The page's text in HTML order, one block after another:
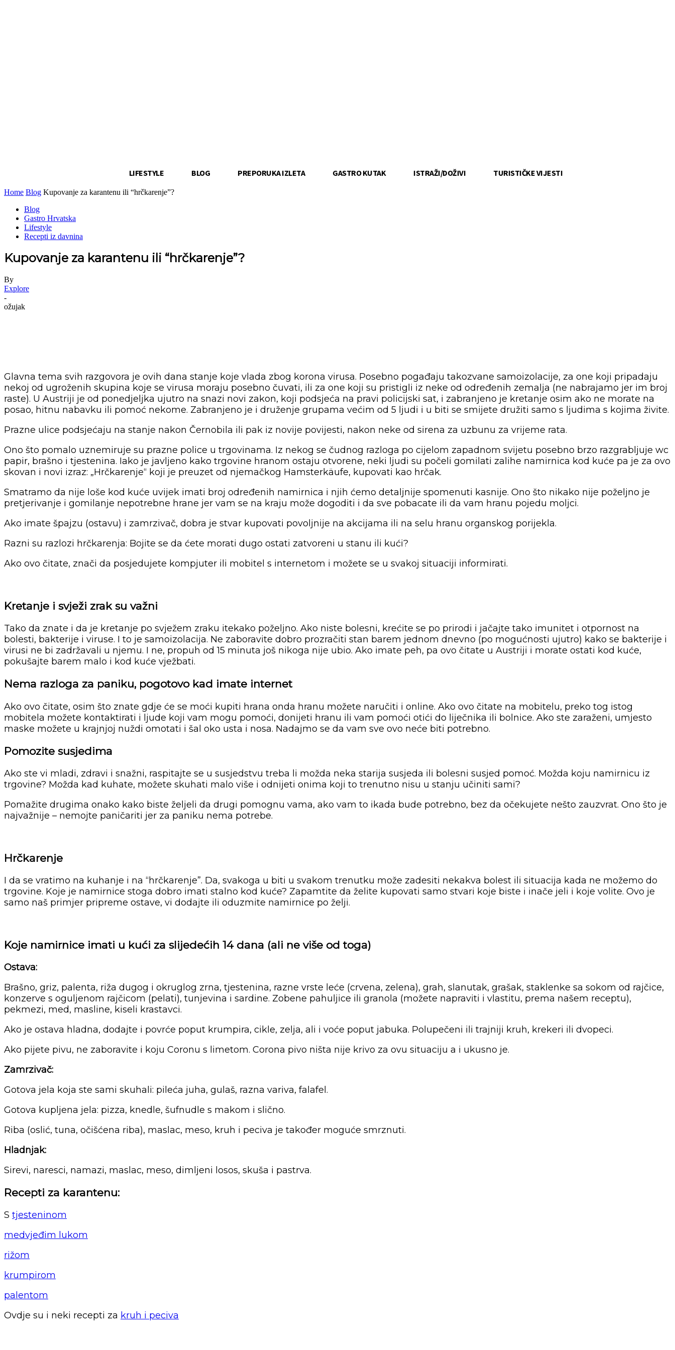
LIFESTYLE BLOG PREPORUKA IZLETA GASTRO KUTAK ISTRAŽI/DOŽIVI TURISTIČKE VIJESTI
Home Blog Kupovanje za karantenu ili “hrčkarenje”?
Blog
Gastro Hrvatska
Lifestyle
Recepti iz davnina
Kupovanje za karantenu ili “hrčkarenje”?
By
Explore
-
ožujak
Glavna tema svih razgovora je ovih dana stanje koje vlada zbog korona virusa. Posebno pogađaju takozvane samoizolacije, za one koji pripadaju
nekoj od ugroženih skupina koje se virusa moraju posebno čuvati, ili za one koji su pristigli iz neke od određenih zemalja (ne nabrajamo jer im broj
raste). U Austriji je od ponedjeljka ujutro na snazi novi zakon, koji podsjeća na pravi policijski sat, i zabranjeno je kretanje osim ako ne morate na
posao, hitnu nabavku ili pomoć nekome. Zabranjeno je i druženje grupama većim od 5 ljudi i u biti se smijete družiti samo s ljudima s kojima živite.
Prazne ulice podsjećaju na stanje nakon Černobila ili pak iz novije povijesti, nakon neke od sirena za uzbunu za vrijeme rata.
Ono što pomalo uznemiruje su prazne police u trgovinama. Iz nekog se čudnog razloga po cijelom zapadnom svijetu posebno brzo razgrabljuje wc
papir, brašno i tjestenina. Iako je javljeno kako trgovine hranom ostaju otvorene, neki ljudi su počeli gomilati zalihe namirnica kod kuće pa je za ovo
skovan i novi izraz: „Hrčkarenje“ koji je preuzet od njemačkog Hamsterkäufe, kupovati kao hrčak.
Smatramo da nije loše kod kuće uvijek imati broj određenih namirnica i njih ćemo detaljnije spomenuti kasnije. Ono što nikako nije poželjno je
pretjerivanje i gomilanje nepotrebne hrane jer vam se na kraju može dogoditi i da sve pobacate ili da vam hranu pojedu moljci.
Ako imate špajzu (ostavu) i zamrzivač, dobra je stvar kupovati povoljnije na akcijama ili na selu hranu organskog porijekla.
Razni su razlozi hrčkarenja: Bojite se da ćete morati dugo ostati zatvoreni u stanu ili kući?
Ako ovo čitate, znači da posjedujete kompjuter ili mobitel s internetom i možete se u svakoj situaciji informirati.
Kretanje i svježi zrak su važni
Tako da znate i da je kretanje po svježem zraku itekako poželjno. Ako niste bolesni, krećite se po prirodi i jačajte tako imunitet i otpornost na
bolesti, bakterije i viruse. I to je samoizolacija. Ne zaboravite dobro prozračiti stan barem jednom dnevno (po mogućnosti ujutro) kako se bakterije i
virusi ne bi zadržavali u njemu. I ne, propuh od 15 minuta još nikoga nije ubio. Ako imate peh, pa ovo čitate u Austriji i morate ostati kod kuće,
pokušajte barem malo i kod kuće vježbati.
Nema razloga za paniku, pogotovo kad imate internet
Ako ovo čitate, osim što znate gdje će se moći kupiti hrana onda hranu možete naručiti i online. Ako ovo čitate na mobitelu, preko tog istog
mobitela možete kontaktirati i ljude koji vam mogu pomoći, donijeti hranu ili vam pomoći otići do liječnika ili bolnice. Ako ste zaraženi, umjesto
maske možete u krajnjoj nuždi omotati i šal oko usta i nosa. Nadajmo se da vam sve ovo neće biti potrebno.
Pomozite susjedima
Ako ste vi mladi, zdravi i snažni, raspitajte se u susjedstvu treba li možda neka starija susjeda ili bolesni susjed pomoć. Možda koju namirnicu iz
trgovine? Možda kad kuhate, možete skuhati malo više i odnijeti onima koji to trenutno nisu u stanju učiniti sami?
Pomažite drugima onako kako biste željeli da drugi pomognu vama, ako vam to ikada bude potrebno, bez da očekujete nešto zauzvrat. Ono što je
najvažnije – nemojte paničariti jer za paniku nema potrebe.
Hrčkarenje
I da se vratimo na kuhanje i na “hrčkarenje”. Da, svakoga u biti u svakom trenutku može zadesiti nekakva bolest ili situacija kada ne možemo do
trgovine. Koje je namirnice stoga dobro imati stalno kod kuće? Zapamtite da želite kupovati samo stvari koje biste i inače jeli i koje volite. Ovo je
samo naš primjer pripreme ostave, vi dodajte ili oduzmite namirnice po želji.
Koje namirnice imati u kući za slijedećih 14 dana (ali ne više od toga)
Ostava:
Brašno, griz, palenta, riža dugog i okruglog zrna, tjestenina, razne vrste leće (crvena, zelena), grah, slanutak, grašak, staklenke sa sokom od rajčice,
konzerve s oguljenom rajčicom (pelati), tunjevina i sardine. Zobene pahuljice ili granola (možete napraviti i vlastitu, prema našem receptu),
pekmezi, med, masline, kiseli krastavci.
Ako je ostava hladna, dodajte i povrće poput krumpira, cikle, zelja, ali i voće poput jabuka. Polupečeni ili trajniji kruh, krekeri ili dvopeci.
Ako pijete pivu, ne zaboravite i koju Coronu s limetom. Corona pivo ništa nije krivo za ovu situaciju a i ukusno je.
Zamrzivač:
Gotova jela koja ste sami skuhali: pileća juha, gulaš, razna variva, falafel.
Gotova kupljena jela: pizza, knedle, šufnudle s makom i slično.
Riba (oslić, tuna, očišćena riba), maslac, meso, kruh i peciva je također moguće smrznuti.
Hladnjak:
Sirevi, naresci, namazi, maslac, meso, dimljeni losos, skuša i pastrva.
Recepti za karantenu:
S tjesteninom
medvjeđim lukom
rižom
krumpirom
palentom
Ovdje su i neki recepti za kruh i peciva